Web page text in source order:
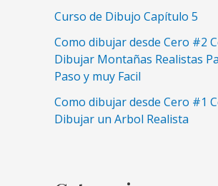
Curso de Dibujo Capítulo 5
Como dibujar desde Cero #2
Dibujar Montañas Realistas
Paso y muy Facil
Como dibujar desde Cero #1
Dibujar un Arbol Realista